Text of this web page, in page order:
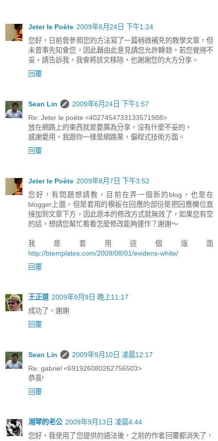
Jeter le Poète 2009年6月24日 下午1:24
您好，日前曾參照您的方法寫了一篇稍微補充的教學文章，但
未曾事先知會您，因此藉由此意見請您允許轉錄，若您覺得不
妥，請告訴我，我會將該文移除，也謝謝您的大方分享。
回覆
Sean Lin
2009年6月24日 下午1:57
Re: Jeter le poète <4027454733133571988>
放在網路上的東西就是要廣為分享，沒有什麼不妥的。
感謝愛用，我跟你一樣是網路業，偏程式技術方面。
回覆
Jeter le Poète 2009年8月7日 下午3:52
您好，有問題想請教，目前在弄一個新的blog，也是在
blogger上面，但是套用的模板在回應的部份是把回應欄位直
接加到文章下方，因此原本的修改方式就無效了，如果您有空
的話，想請您幫忙看看怎麼修改能夠運作？謝謝～
我是套用這個版面
http://btemplates.com/2009/08/01/evidens-white/
回覆
王正道 2009年9月9日 晚上11:17
成功了，謝謝
回覆
Sean Lin
2009年9月10日 凌晨12:17
Re: gabriel <691926080262756503>
恭喜!
回覆
湘琴的老公 2009年9月13日 凌晨4:44
您好，我使用了您提供的語法後，之前的作者回覆都消失了，